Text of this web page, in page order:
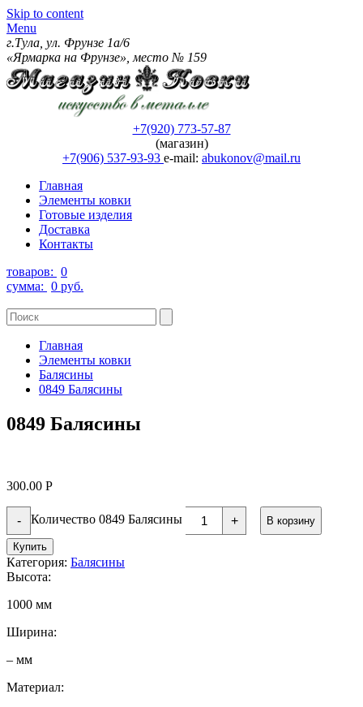
Skip to content
Menu
г.Тула, ул. Фрунзе 1а/6
«Ярмарка на Фрунзе», место № 159
+7(920) 773-57-87
(магазин)
+7(906) 537-93-93 e-mail: abukonov@mail.ru
Главная
Элементы ковки
Готовые изделия
Доставка
Контакты
товаров: 0
сумма: 0 руб.
Главная
Элементы ковки
Балясины
0849 Балясины
0849 Балясины
300.00 Р
- Количество 0849 Балясины + В корзину
Купить
Категория: Балясины
Высота:
1000 мм
Ширина:
– мм
Материал: